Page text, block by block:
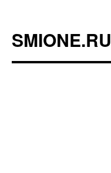
SMIONE.RU